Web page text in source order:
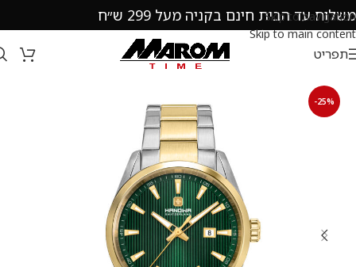
Skip to navigation
Skip to main content
משלוח עד הבית חינם בקניה מעל 299 ש״ח
תפריט
-25%